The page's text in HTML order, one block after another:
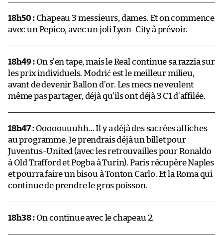
18h50 :Chapeau 3 messieurs, dames. Et on commence
avec un Pepico, avec un joli Lyon-City à prévoir.
18h49 :On s’en tape, mais le Real continue sa razzia sur
les prix individuels. Modrić est le meilleur milieu,
avant de devenir Ballon d’or. Les mecs ne veulent
même pas partager, déjà qu’ils ont déjà 3 C1 d’affilée.
18h47 :Ooooouuuhh… Il y a déjà des sacrées affiches
au programme. Je prendrais déjà un billet pour
Juventus-United (avec les retrouvailles pour Ronaldo
à Old Trafford et Pogba à Turin). Paris récupère Naples
et pourra faire un bisou à Tonton Carlo. Et la Roma qui
continue de prendre le gros poisson.
18h38 :On continue avec le chapeau 2.